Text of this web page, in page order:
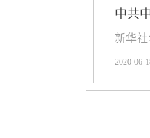
中共
新华
2020-06-